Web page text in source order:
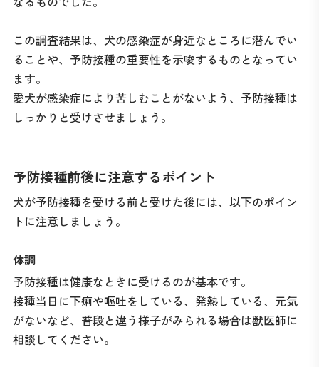
この調査結果は、犬の感染症が身近なところに潜んでい
ることや、予防接種の重要性を示唆するものとなってい
ます。
愛犬が感染症により苦しむことがないよう、予防接種は
しっかりと受けさせましょう。
予防接種前後に注意するポイント
犬が予防接種を受ける前と受けた後には、以下のポイン
トに注意しましょう。
体調
予防接種は健康なときに受けるのが基本です。
接種当日に下痢や嘔吐をしている、発熱している、元気
がないなど、普段と違う様子がみられる場合は獣医師に
相談してください。